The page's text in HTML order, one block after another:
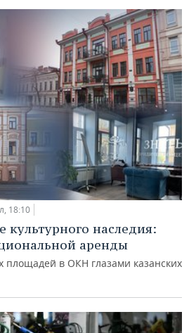
18:10
культурного наследия:
аренды
площадей в ОКН глазами казанских